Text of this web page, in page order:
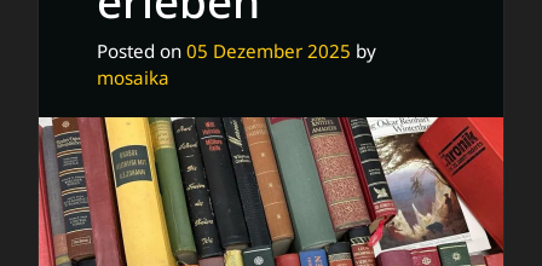
Posted on 05 Dezember 2025 by
mosaika